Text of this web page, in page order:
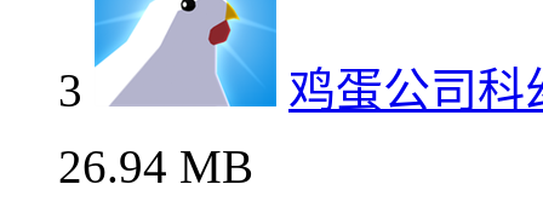
3
鸡蛋公司科
26.94 MB